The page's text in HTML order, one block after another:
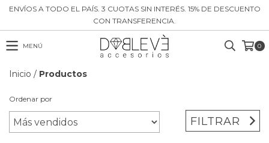
ENVÍOS A TODO EL PAÍS. 3 CUOTAS SIN INTERÉS. 15% DE DESCUENTO
CON TRANSFERENCIA.
MENÚ 0
Inicio / Productos
Ordenar por
FILTRAR